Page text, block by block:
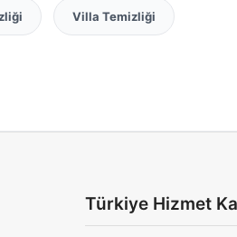
Villa Temizliği
Türkiye Hizmet